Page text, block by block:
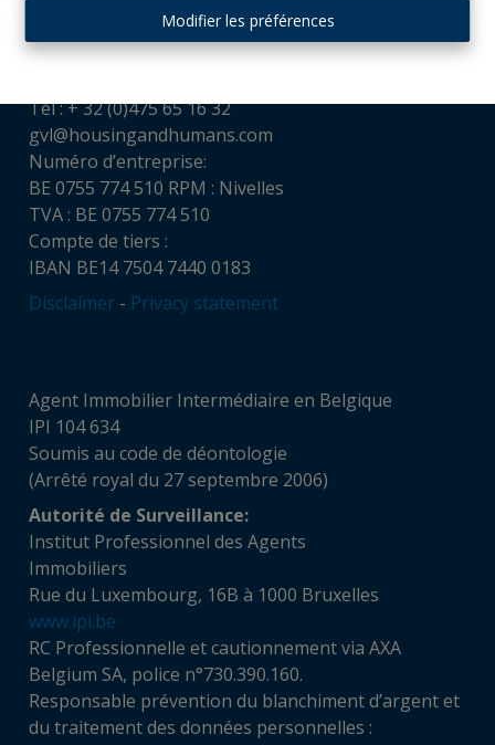
Modifier les préférences
Housing and Humans srl
Chaussée de Louvain, 521
Tél : + 32 (0)475 65 16 32
gvl@housingandhumans.com
Numéro d’entreprise:
BE 0755 774 510 RPM : Nivelles
TVA : BE 0755 774 510
Compte de tiers :
IBAN BE14 7504 7440 0183
Disclaimer - Privacy statement
Agent Immobilier Intermédiaire en Belgique
IPI 104 634
Soumis au code de déontologie
(Arrêté royal du 27 septembre 2006)
Autorité de Surveillance:
Institut Professionnel des Agents
Immobiliers
Rue du Luxembourg, 16B à 1000 Bruxelles
www.ipi.be
RC Professionnelle et cautionnement via AXA
Belgium SA, police n°730.390.160.
Responsable prévention du blanchiment d’argent et
du traitement des données personnelles :